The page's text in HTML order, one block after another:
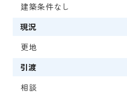
建築条件なし
現況
更地
引渡
相談